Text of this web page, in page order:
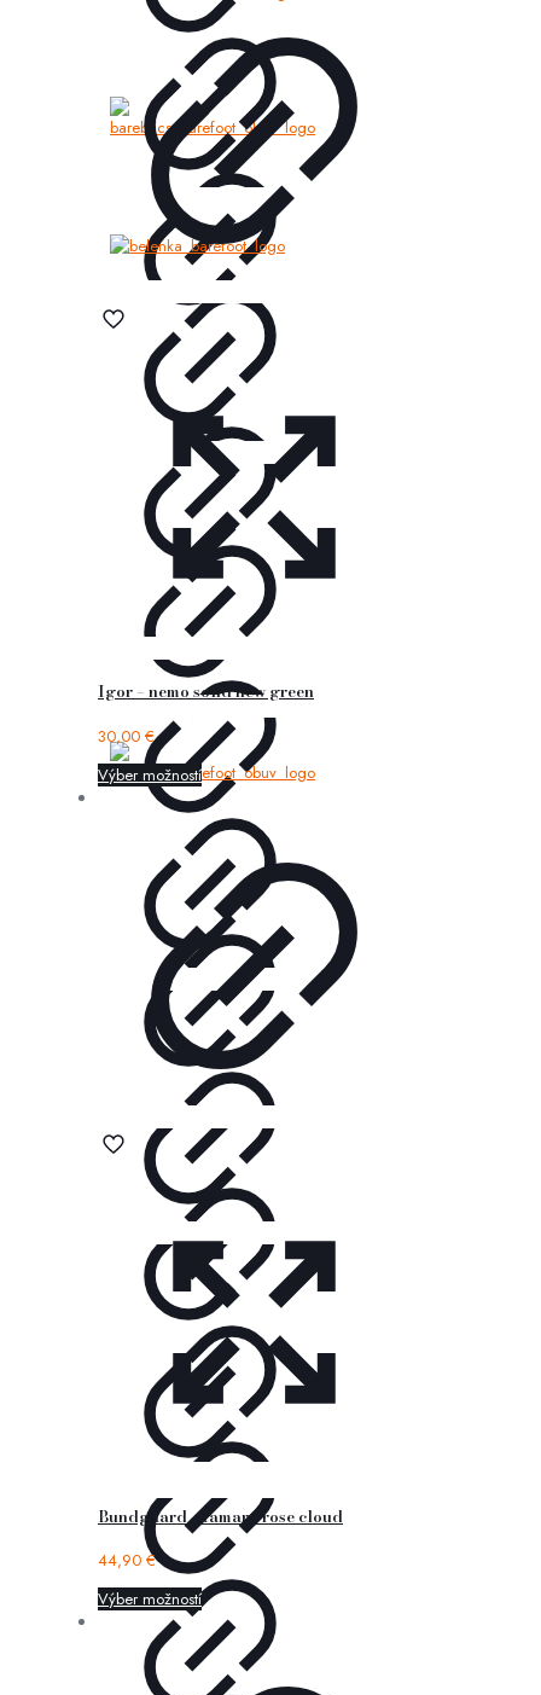
Igor – nemo solid new green
30,00 €
Výber možností
Bundgaard – tamara rose cloud
44,90 €
Výber možností